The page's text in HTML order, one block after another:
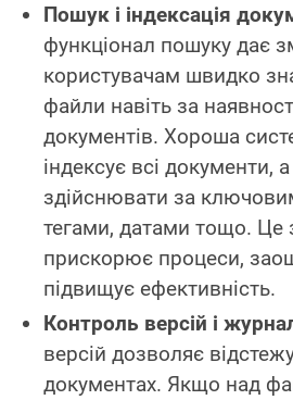
Пошук і індексація
функціонал пошуку дає
користувачам швидко
файли навіть за
документів. Хороша
індексує всі
здійснювати за
тегами, датами тощо. Це
прискорює процеси,
підвищує ефективність.
Контроль версій і
версій дозволяє
документах. Якщо над